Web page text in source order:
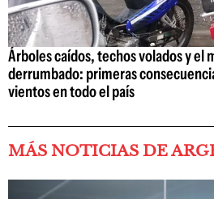
Árboles caídos, techos volados y el
derrumbado: primeras
vientos en todo el país
MÁS NOTICIAS DE